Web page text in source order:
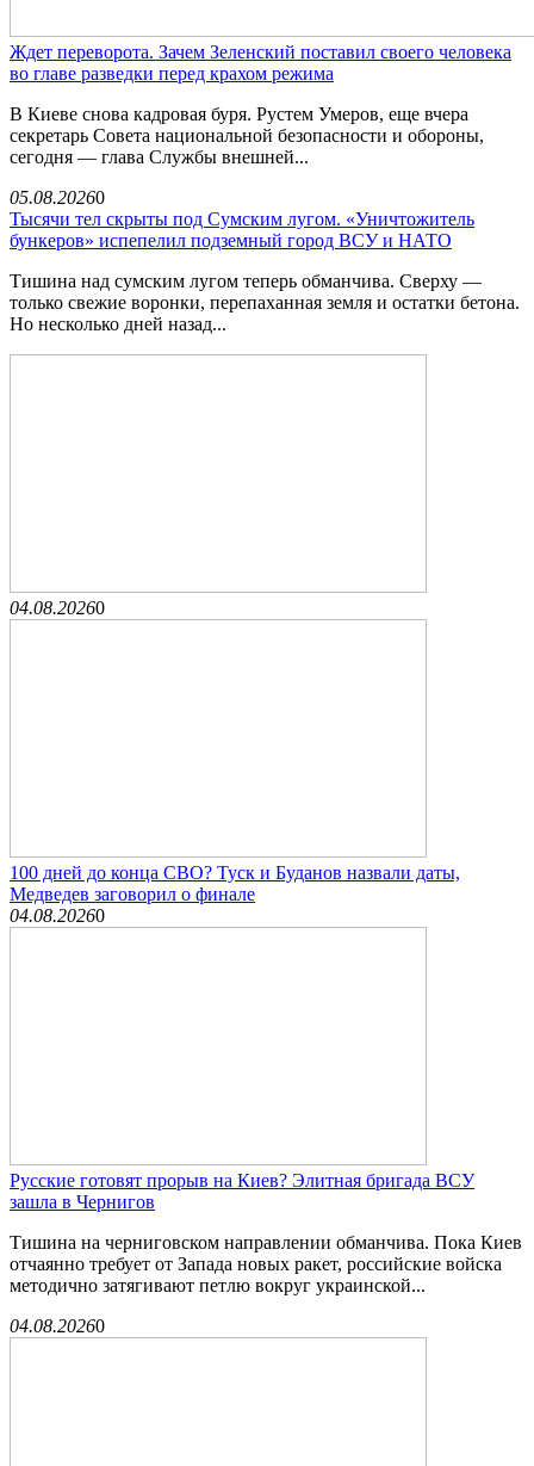
Ждет переворота. Зачем Зеленский поставил своего человека
во главе разведки перед крахом режима
В Киеве снова кадровая буря. Рустем Умеров, еще вчера
секретарь Совета национальной безопасности и обороны,
сегодня — глава Службы внешней...
05.08.20260
Тысячи тел скрыты под Сумским лугом. «Уничтожитель
бункеров» испепелил подземный город ВСУ и НАТО
Тишина над сумским лугом теперь обманчива. Сверху —
только свежие воронки, перепаханная земля и остатки бетона.
Но несколько дней назад...
04.08.20260
100 дней до конца СВО? Туск и Буданов назвали даты,
Медведев заговорил о финале
04.08.20260
Русские готовят прорыв на Киев? Элитная бригада ВСУ
зашла в Чернигов
Тишина на черниговском направлении обманчива. Пока Киев
отчаянно требует от Запада новых ракет, российские войска
методично затягивают петлю вокруг украинской...
04.08.20260